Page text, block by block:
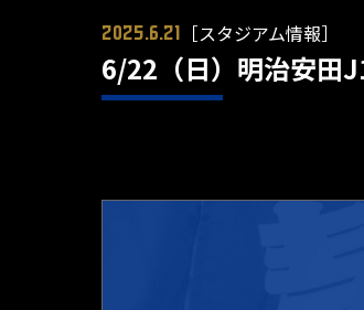
2025.6.21 ［スタジアム情報］
6/22（日）明治安田